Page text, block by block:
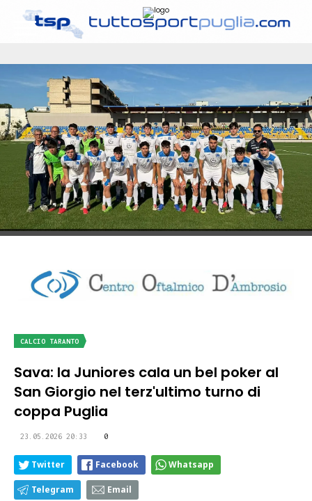
CALCIO TARANTO
Sava: la Juniores cala un bel poker al
San Giorgio nel terz'ultimo turno di
coppa Puglia
23.05.2026 20:33 0
Twitter Facebook Whatsapp
Telegram Email